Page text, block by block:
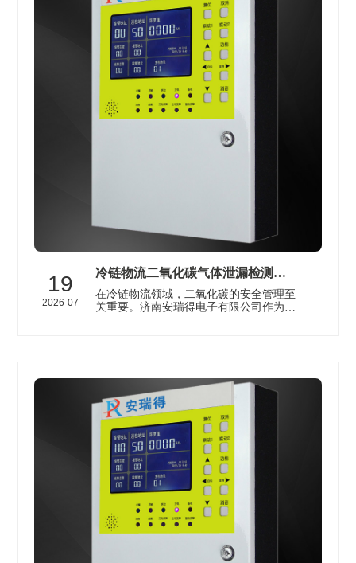
19
2026-07
冷链物流二氧化碳气体泄漏检测仪的工作原理与应用场景科普
在冷链物流领域，二氧化碳的安全管理至
关重要。济南安瑞得电子有限公司作为深